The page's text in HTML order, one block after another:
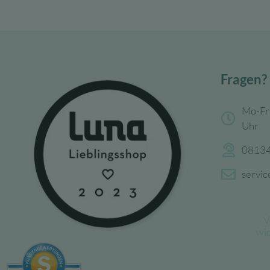
Fragen?
Mo-
Uhr